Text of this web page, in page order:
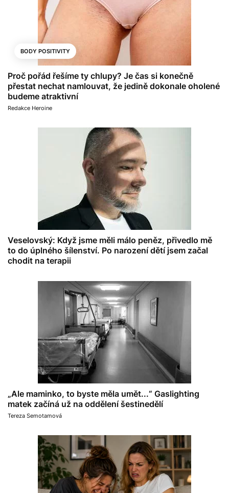
BODY POSITIVITY
Proč pořád řešíme ty chlupy? Je čas si konečně
přestat nechat namlouvat, že jedině dokonale oholené
budeme atraktivní
Redakce Heroine
Veselovský: Když jsme měli málo peněz, přivedlo mě
to do úplného šílenství. Po narození dětí jsem začal
chodit na terapii
„Ale maminko, to byste měla umět...“ Gaslighting
matek začíná už na oddělení šestinedělí
Tereza Semotamová